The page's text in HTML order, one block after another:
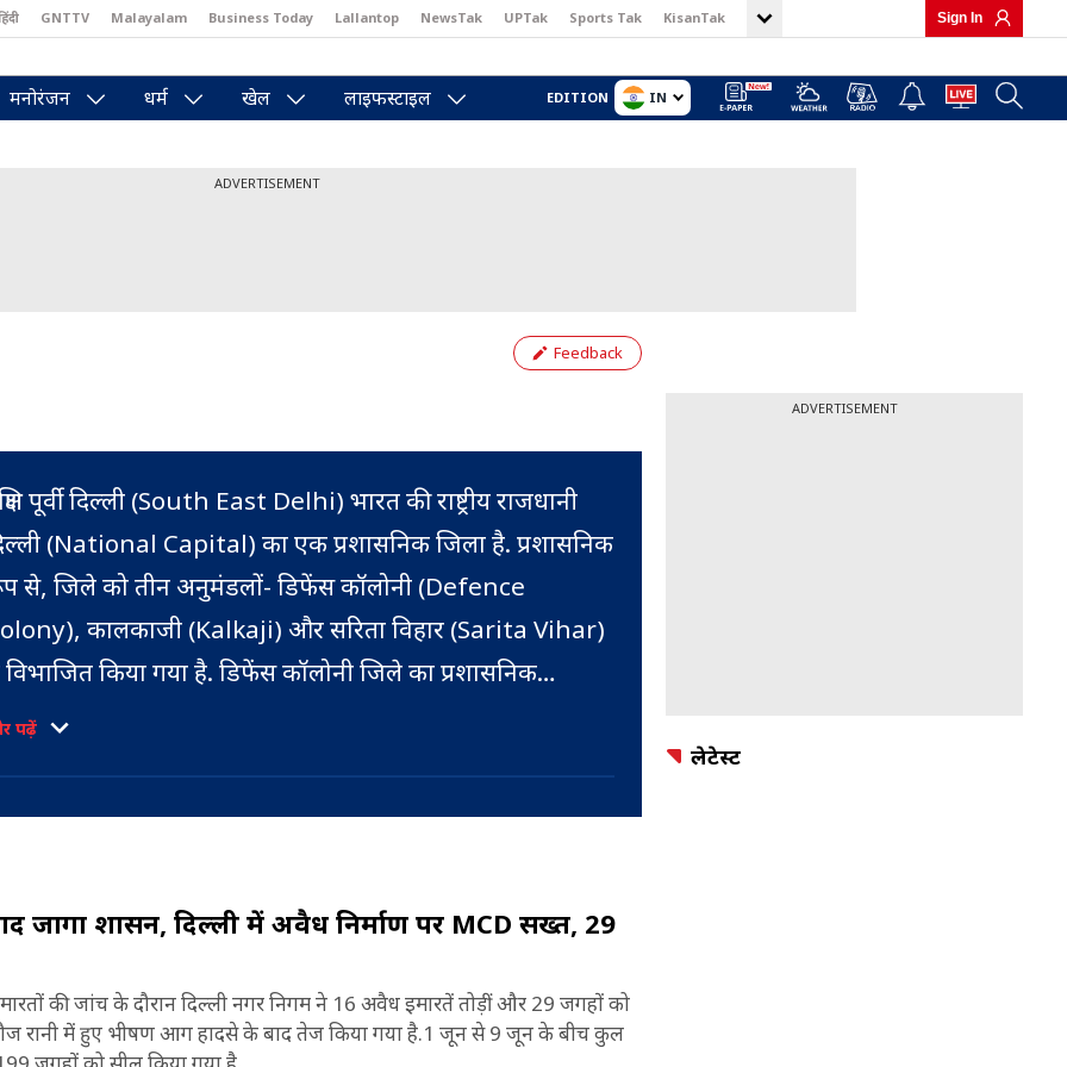
GNTTV Malayalam Business Today Lallantop NewsTak UPTak Sports Tak KisanTak Sign In
मनोरंजन धर्म खेल लाइफस्टाइल EDITION IN
ADVERTISEMENT
Feedback
पूर्वी दिल्ली (South East Delhi) भारत की राष्ट्रीय राजधानी
(National Capital) का एक प्रशासनिक जिला है. प्रशासनिक
से, जिले को तीन अनुमंडलों- डिफेंस कॉलोनी (Defence
कालकाजी (Kalkaji) और सरिता विहार (Sarita Vihar)
किया गया है. डिफेंस कॉलोनी जिले का प्रशासनिक
है(Defence Colony, Administrative
पूर्वी दिल्ली जिले की सीमा पश्चिम में दक्षिण दिल्ली जिले से, दक्षिण में
है (Location).
(Khan Market), सुंदर नगर, निजामुद्दीन पूर्व, निजामुद्दीन
कॉलोनी, लाजपत नगर (Lajpat Nagar), न्यू फ्रेंड्स कॉलोनी,
प्लेस (Nehru place), कालकाजी, चित्तरंजन पार्क
पढ़ें
जागा प्रशासन, दिल्ली में अवैध निर्माण पर MCD सख्त, 29
की जांच के दौरान दिल्ली नगर निगम ने 16 अवैध इमारतें तोड़ीं और 29 जगहों को
रानी में हुए भीषण आग हादसे के बाद तेज किया गया है.1 जून से 9 जून के बीच कुल
ADVERTISEMENT
लेटेस्ट